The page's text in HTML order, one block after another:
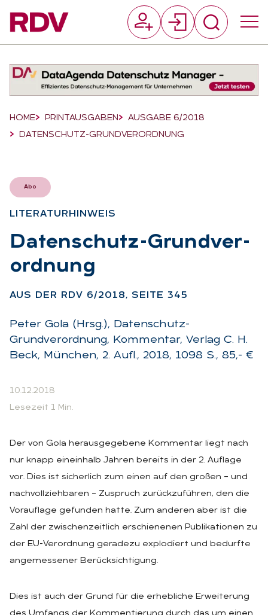
Breadcrumb-Navigation
HOME PRINTAUSGABEN
AUSGABE 6/2018
DATENSCHUTZ-GRUNDVERORDNUNG
Abo
LI­TE­RA­TUR­HIN­WEIS
:Da­ten­schutz-Grund­ver­
ord­nung
AUS DER RDV 6/2018, SEI­TE 345
Peter Gola (Hrsg.), Datenschutz-
Grundverordnung, Kommentar, Verlag C. H.
Beck, München, 2. Aufl., 2018, 1098 S., 85,- €
10.12.2018
Lesezeit 1 Min.
Der von Gola herausgegebene Kommentar liegt nach
nur knapp eineinhalb Jahren bereits in der 2. Auflage
vor. Dies ist sicherlich zum einen auf den großen – und
nachvollziehbaren – Zuspruch zurückzuführen, den die
Vorauflage gefunden hatte. Zum anderen aber ist die
Zahl der zwischenzeitlich erschienenen Publikationen zu
der EU-Verordnung geradezu explodiert und bedurfte
angemessener Berücksichtigung.
Dies ist auch der Grund für die erhebliche Erweiterung